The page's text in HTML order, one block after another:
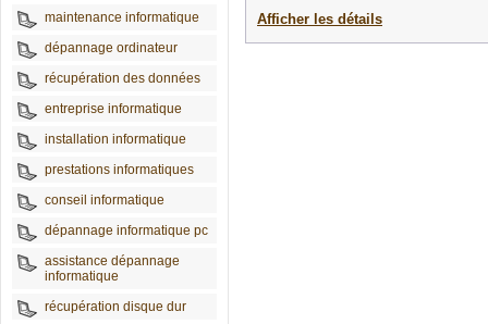
maintenance informatique
dépannage ordinateur
récupération des données
entreprise informatique
installation informatique
prestations informatiques
conseil informatique
dépannage informatique pc
assistance dépannage
informatique
récupération disque dur
Afficher les détails